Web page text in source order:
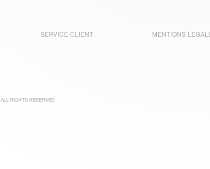
SERVICE CLIENT MENTIONS
ALL RIGHTS RESERVED